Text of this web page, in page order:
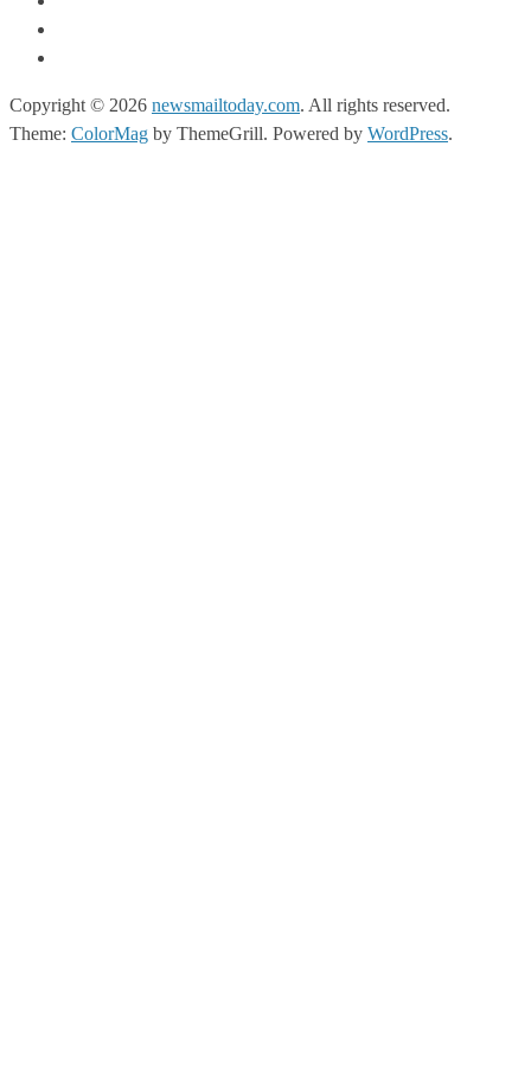
Copyright © 2026 newsmailtoday.com. All rights reserved.
Theme: ColorMag by ThemeGrill. Powered by WordPress.